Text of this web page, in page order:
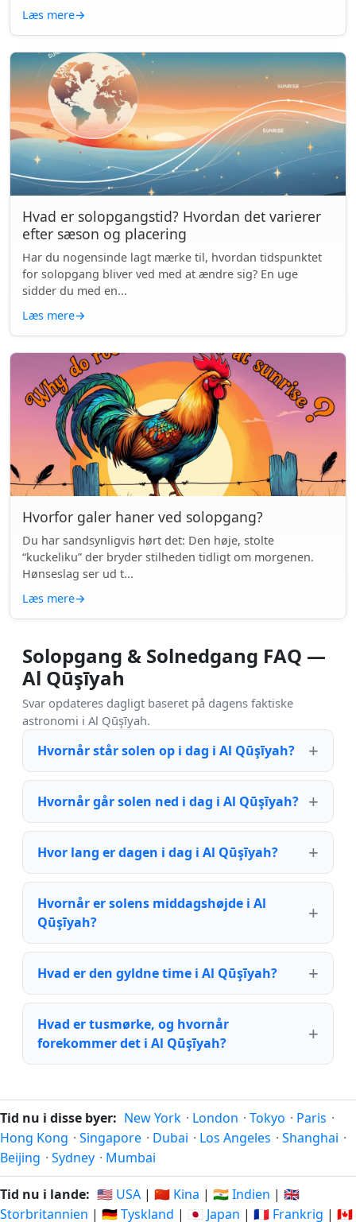
Læs mere→
Hvad er solopgangstid? Hvordan det varierer
efter sæson og placering
Har du nogensinde lagt mærke til, hvordan tidspunktet
for solopgang bliver ved med at ændre sig? En uge
sidder du med en...
Læs mere→
Hvorfor galer haner ved solopgang?
Du har sandsynligvis hørt det: Den høje, stolte
“kuckeliku” der bryder stilheden tidligt om morgenen.
Hønseslag ser ud t...
Læs mere→
Solopgang & Solnedgang FAQ —
Al Qūşīyah
Svar opdateres dagligt baseret på dagens faktiske
astronomi i Al Qūşīyah.
Hvornår står solen op i dag i Al Qūşīyah?
Hvornår går solen ned i dag i Al Qūşīyah?
Hvor lang er dagen i dag i Al Qūşīyah?
Hvornår er solens middagshøjde i Al
Qūşīyah?
Hvad er den gyldne time i Al Qūşīyah?
Hvad er tusmørke, og hvornår
forekommer det i Al Qūşīyah?
Tid nu i disse byer: New York · London · Tokyo · Paris ·
Hong Kong · Singapore · Dubai · Los Angeles · Shanghai ·
Beijing · Sydney · Mumbai
Tid nu i lande: 🇺🇸 USA | 🇨🇳 Kina | 🇮🇳 Indien | 🇬🇧
Storbritannien | 🇩🇪 Tyskland | 🇯🇵 Japan | 🇫🇷 Frankrig | 🇨🇦